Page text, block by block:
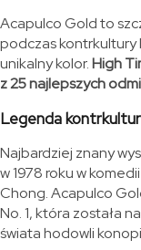
Acapulco Gold to
podczas kontrkultury
unikalny kolor.High
z 25 najlepszych
Legenda
Najbardziej znany
w 1978 roku w
Chong. Acapulco
No. 1, która została
świata hodowli